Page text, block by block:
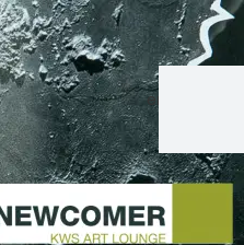
en